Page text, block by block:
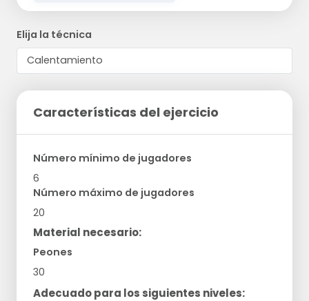
Elija la técnica
Características del ejercicio
Número mínimo de jugadores
6
Número máximo de jugadores
20
Material necesario:
Peones
30
Adecuado para los siguientes niveles: